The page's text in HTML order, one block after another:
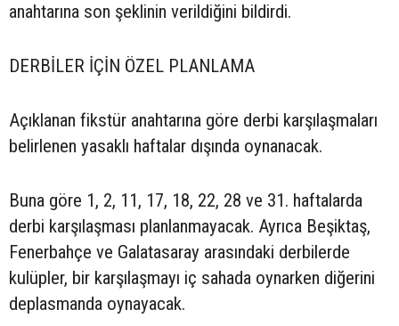
anahtarına son şeklinin verildiğini bildirdi.
DERBİLER İÇİN ÖZEL PLANLAMA
Açıklanan fikstür anahtarına göre derbi karşılaşmaları
belirlenen yasaklı haftalar dışında oynanacak.
Buna göre 1, 2, 11, 17, 18, 22, 28 ve 31. haftalarda
derbi karşılaşması planlanmayacak. Ayrıca Beşiktaş,
Fenerbahçe ve Galatasaray arasındaki derbilerde
kulüpler, bir karşılaşmayı iç sahada oynarken diğerini
deplasmanda oynayacak.